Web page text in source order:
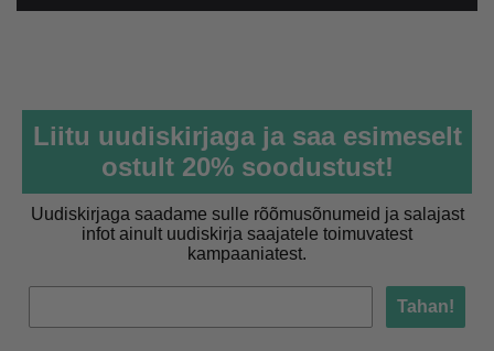
Liitu uudiskirjaga ja saa esimeselt
ostult 20% soodustust!
Uudiskirjaga saadame sulle rõõmusõnumeid ja salajast
infot ainult uudiskirja saajatele toimuvatest
kampaaniatest.
Tahan!